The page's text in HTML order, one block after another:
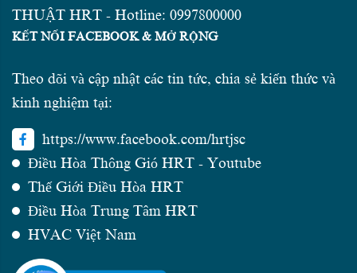
THUẬT HRT - Hotline: 0997800000
KẾT NỐI FACEBOOK & MỞ RỘNG
Theo dõi và cập nhật các tin tức, chia sẻ kiến thức và
kinh nghiệm tại:
https://www.facebook.com/hrtjsc
Điều Hòa Thông Gió HRT - Youtube
Thế Giới Điều Hòa HRT
Điều Hòa Trung Tâm HRT
HVAC Việt Nam